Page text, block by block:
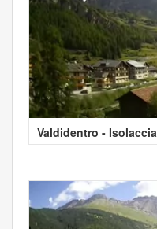
Valdidentro - Isolaccia